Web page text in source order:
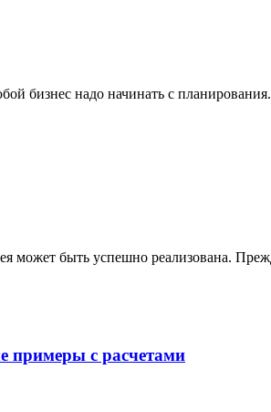
бизнес надо начинать с
может быть успешно реализована.
примеры с расчетами